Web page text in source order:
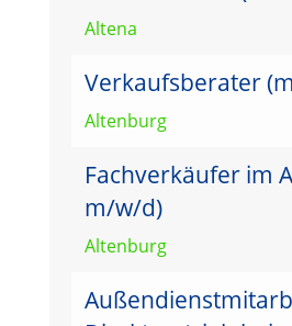
Altena
Verkaufsberater
Altenburg
Fachverkäufer im
m/w/d)
Altenburg